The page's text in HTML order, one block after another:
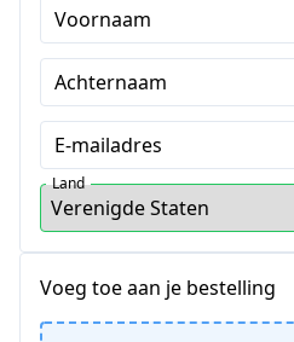
Voornaam
Achternaam
E-mailadres
Land
Voeg toe aan je bestelling